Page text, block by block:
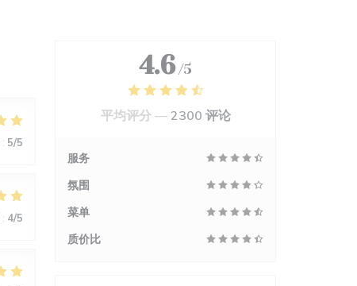
: 5/5
: 4/5
4.6 /5
平均评分 —2300 评论
服务
氛围
菜单
质价比